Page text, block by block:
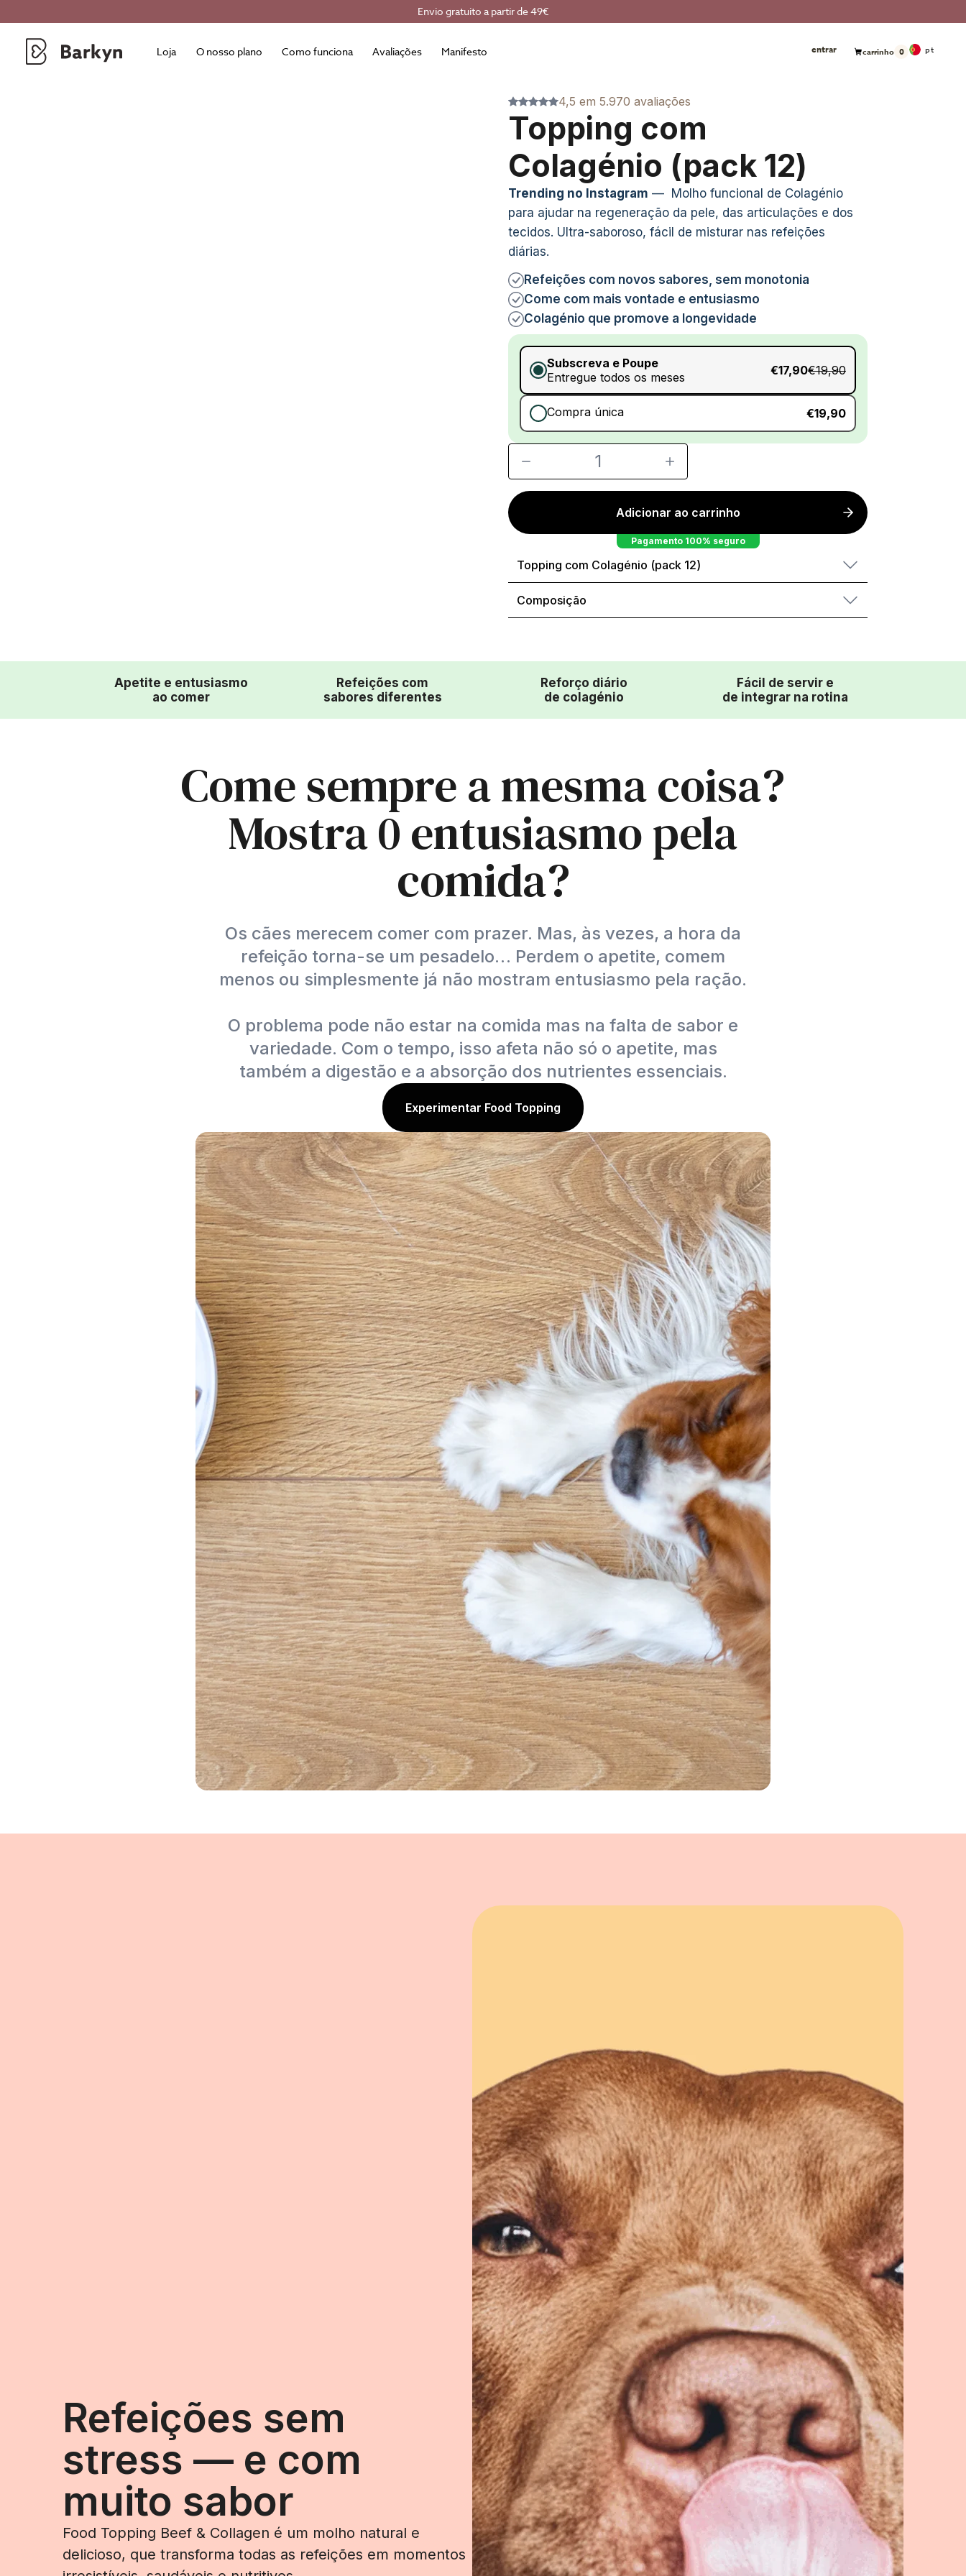
Envio gratuito a partir de 49€
Loja O nosso plano Como funciona Avaliações Manifesto entrar carrinho 0 pt
4,5 em 5.970 avaliações
Topping com
Colagénio (pack 12)
Trending no Instagram — Molho funcional de Colagénio
para ajudar na regeneração da pele, das articulações e dos
tecidos. Ultra-saboroso, fácil de misturar nas refeições
diárias.
Refeições com novos sabores, sem monotonia
Come com mais vontade e entusiasmo
Colagénio que promove a longevidade
Subscreva e Poupe
Entregue todos os meses
€17,90€19,90
Compra única €19,90
1
Adicionar ao carrinho
Pagamento 100% seguro
Topping com Colagénio (pack 12)
Composição
Apetite e entusiasmo
ao comer
Refeições com
sabores diferentes
Reforço diário
de colagénio
Fácil de servir e
de integrar na rotina
Come sempre a mesma coisa?
Mostra 0 entusiasmo pela
comida?
Os cães merecem comer com prazer. Mas, às vezes, a hora da
refeição torna-se um pesadelo… Perdem o apetite, comem
menos ou simplesmente já não mostram entusiasmo pela ração.
O problema pode não estar na comida mas na falta de sabor e
variedade. Com o tempo, isso afeta não só o apetite, mas
também a digestão e a absorção dos nutrientes essenciais.
Experimentar Food Topping
Refeições sem
stress — e com
muito sabor
Food Topping Beef & Collagen é um molho natural e
delicioso, que transforma todas as refeições em momentos